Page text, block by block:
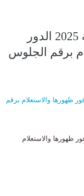
رابط نتيجة الدبلومات الفنية 2025 الدور
برقم الجلوس
2025 الدور الأول فور ظهورها والاستعلام